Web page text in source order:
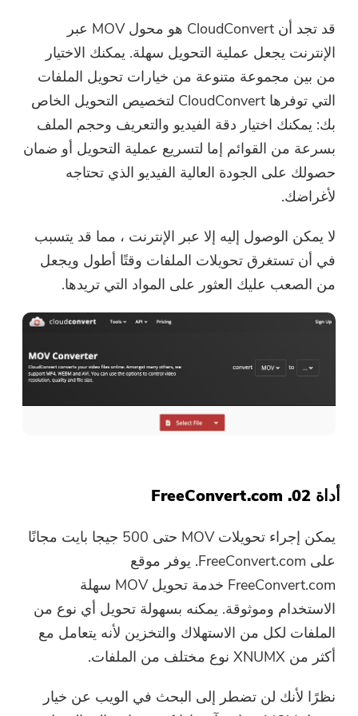
قد تجد أن CloudConvert هو محول MOV عبر
الإنترنت يجعل عملية التحويل سهلة. يمكنك الاختيار
من بين مجموعة متنوعة من خيارات تحويل الملفات
التي توفرها CloudConvert لتخصيص التحويل الخاص
بك: يمكنك اختيار دقة الفيديو والتعريف وحجم الملف
بسرعة من القوائم إما لتسريع عملية التحويل أو ضمان
حصولك على الجودة العالية الفيديو الذي تحتاجه
لأغراضك.
لا يمكن الوصول إليه إلا عبر الإنترنت ، مما قد يتسبب
في أن تستغرق تحويلات الملفات وقتًا أطول ويجعل
من الصعب عليك العثور على المواد التي تريدها.
أداة 02. FreeConvert.com
يمكن إجراء تحويلات MOV حتى 500 جيجا بايت مجانًا
على FreeConvert.com. يوفر موقع
FreeConvert.com خدمة تحويل MOV سهلة
الاستخدام وموثوقة. يمكنه بسهولة تحويل أي نوع من
الملفات لكل من الاستهلاك والتخزين لأنه يتعامل مع
أكثر من XNUMX نوع مختلف من الملفات.
نظرًا لأنك لن تضطر إلى البحث في الويب عن خيار
تم إرسال رابط التنزيل ورمز القسيمة
إلى بريدك الإلكتروني
user@email.com. يمكنك أيضًا النقر
فوق الزر لشراء البرنامج مباشرةً.
اشتري الآن